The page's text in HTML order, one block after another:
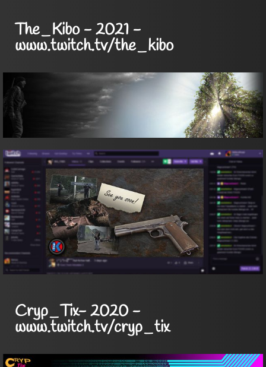
The_Kibo - 2021 -
www.twitch.tv/the_kibo
Cryp_Tix- 2020 -
www.twitch.tv/cryp_tix